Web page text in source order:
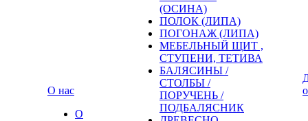
О нас
О
(ОСИНА)
ПОЛОК (ЛИПА)
ПОГОНАЖ (ЛИПА)
МЕБЕЛЬНЫЙ ЩИТ ,
СТУПЕНИ, ТЕТИВА
БАЛЯСИНЫ /
СТОЛБЫ /
ПОРУЧЕНЬ /
ПОДБАЛЯСНИК